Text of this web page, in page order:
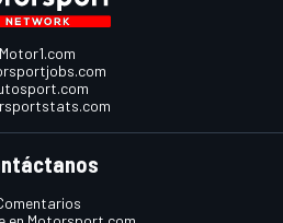
Motor1.com